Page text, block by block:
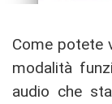
Come potete
modalità
audio che